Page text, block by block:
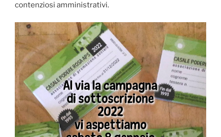
contenziosi amministrativi.